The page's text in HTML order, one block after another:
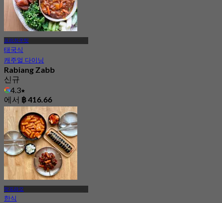
프라차우팃
태국식
캐주얼 다이닝
Rabiang Zabb
신규
4.3
에서 ฿ 416.66
랏프라오
한식